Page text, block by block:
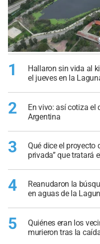
1
Hallaron sin vida al
el jueves en la
2
En vivo: así cotiza el
Argentina
3
Qué dice el proyecto
privada” que tratará
4
Reanudaron la
en aguas de la
5
Quiénes eran los
murieron tras la